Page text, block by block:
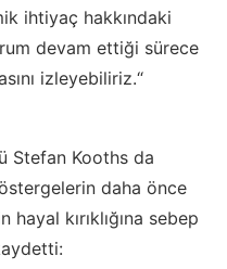
ihtiyaç hakkındaki
devam ettiği sürece
izleyebiliriz.“
Stefan Kooths da
daha önce
kırıklığına sebep